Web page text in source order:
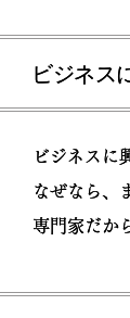
ビジネス
ビジネス
ビジネスに興
なぜなら、ま
専門家だから
ビジネスに興
なぜなら、ま
専門家だから